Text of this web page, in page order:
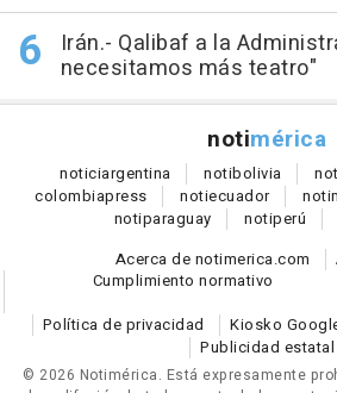
Irán.- Qalibaf a la
necesitamos más teatro"
notimérica
noticiargentina notibolivia
colombiapress notiecuador noti
notiparaguay notiperú
Acerca de notimerica.com
Cumplimiento normativo
Política de privacidad
Kiosko
Publicidad estatal
© 2026 Notimérica. Está expresamente